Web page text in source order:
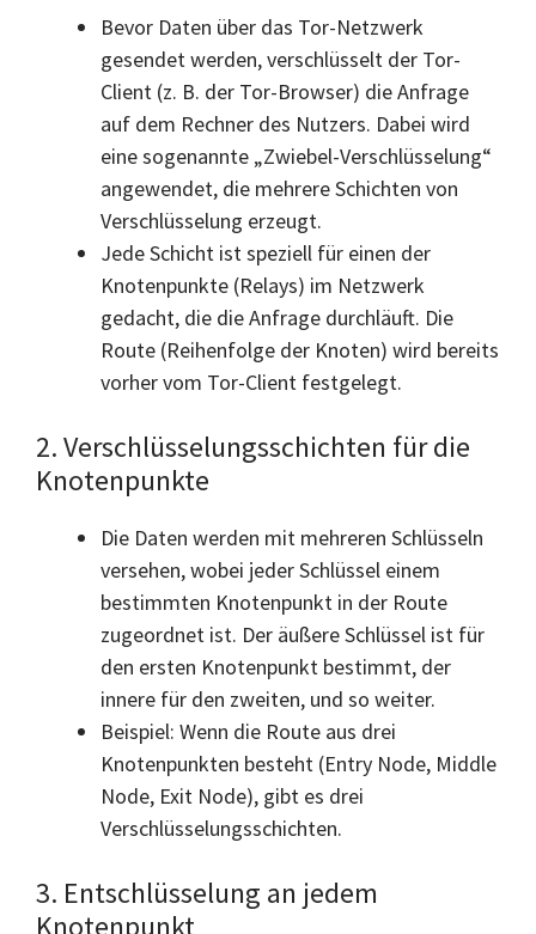
Bevor Daten über das Tor-Netzwerk
gesendet werden, verschlüsselt der Tor-
Client (z. B. der Tor-Browser) die Anfrage
auf dem Rechner des Nutzers. Dabei wird
eine sogenannte „Zwiebel-Verschlüsselung“
angewendet, die mehrere Schichten von
Verschlüsselung erzeugt.
Jede Schicht ist speziell für einen der
Knotenpunkte (Relays) im Netzwerk
gedacht, die die Anfrage durchläuft. Die
Route (Reihenfolge der Knoten) wird bereits
vorher vom Tor-Client festgelegt.
2. Verschlüsselungsschichten für die
Knotenpunkte
Die Daten werden mit mehreren Schlüsseln
versehen, wobei jeder Schlüssel einem
bestimmten Knotenpunkt in der Route
zugeordnet ist. Der äußere Schlüssel ist für
den ersten Knotenpunkt bestimmt, der
innere für den zweiten, und so weiter.
Beispiel: Wenn die Route aus drei
Knotenpunkten besteht (Entry Node, Middle
Node, Exit Node), gibt es drei
Verschlüsselungsschichten.
3. Entschlüsselung an jedem
Knotenpunkt